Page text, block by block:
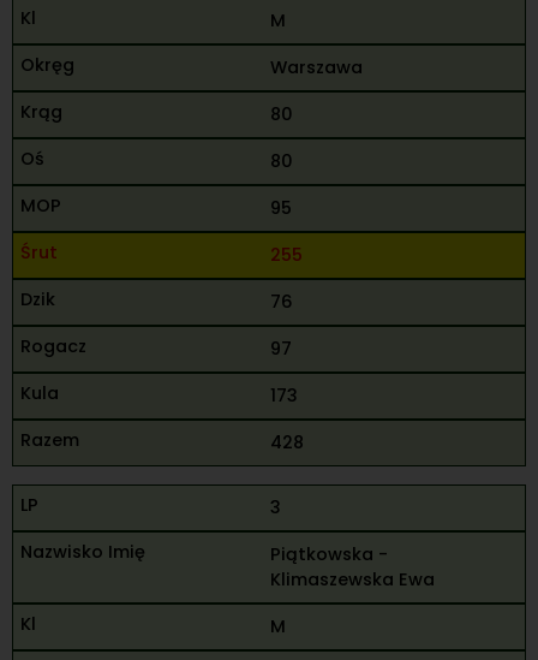
M
Warszawa
80
80
95
255
76
97
173
428
3
Piątkowska -
Klimaszewska Ewa
M